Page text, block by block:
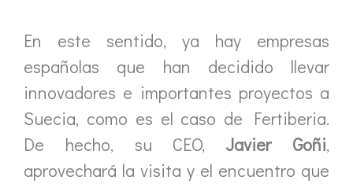
En este sentido, ya hay empresas
españolas que han decidido llevar
innovadores e importantes proyectos a
Suecia, como es el caso de Fertiberia.
De hecho, su CEO,Javier Goñi,
aprovechará la visita y el encuentro que